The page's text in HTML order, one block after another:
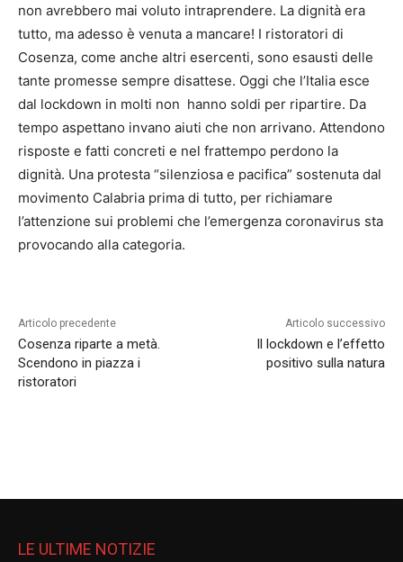
non avrebbero mai voluto intraprendere. La dignità era
tutto, ma adesso è venuta a mancare! I ristoratori di
Cosenza, come anche altri esercenti, sono esausti delle
tante promesse sempre disattese. Oggi che l’Italia esce
dal lockdown in molti non hanno soldi per ripartire. Da
tempo aspettano invano aiuti che non arrivano. Attendono
risposte e fatti concreti e nel frattempo perdono la
dignità. Una protesta “silenziosa e pacifica” sostenuta dal
movimento Calabria prima di tutto, per richiamare
l’attenzione sui problemi che l’emergenza coronavirus sta
provocando alla categoria.
Articolo precedente
Cosenza riparte a metà.
Scendono in piazza i
ristoratori
Articolo successivo
Il lockdown e l’effetto
positivo sulla natura
LE ULTIME NOTIZIE